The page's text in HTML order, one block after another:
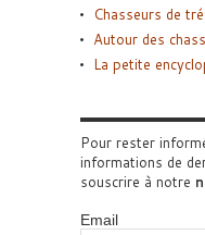
Chasseurs de
Autour des
La petite
Pour rester
informations de
souscrire à notre
Email